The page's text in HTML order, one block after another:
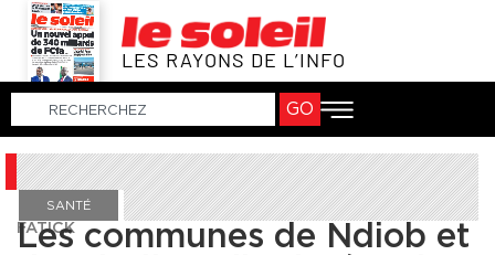
LES RAYONS DE L’INFO
GO
SANTÉ
FATICK
Les communes de Ndiob et